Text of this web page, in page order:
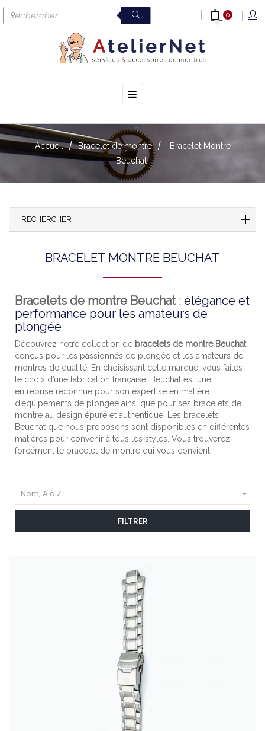
0
Basculer
la
☰
Accueil Bracelet de montre
Bracelet Montre
Beuchat
RECHERCHER
BRACELET MONTRE BEUCHAT
Bracelets de montre Beuchat: élégance et
performance pour les amateurs de
plongée
Découvrez notre collection de bracelets de montre Beuchat,
conçus pour les passionnés de plongée et les amateurs de
montres de qualité. En choisissant cette marque, vous faites
le choix d’une fabrication française. Beuchat est une
entreprise reconnue pour son expertise en matière
d’équipements de plongée ainsi que pour ses bracelets de
montre au design épuré et authentique. Les bracelets
Beuchat que nous proposons sont disponibles en différentes
matières pour convenir à tous les styles. Vous trouverez
forcément le bracelet de montre qui vous convient.
Nom, A à Z 
FILTRER